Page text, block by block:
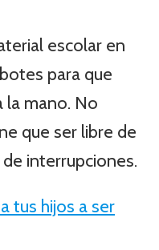
escolar en
para que
mano. No
que ser libre de
interrupciones.
tus hijos a ser